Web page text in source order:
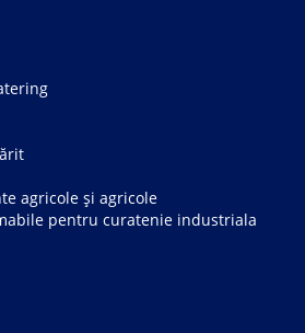
agricole și agricole
pentru curatenie industriala